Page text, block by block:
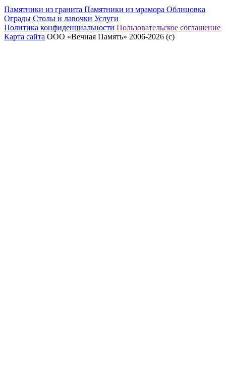
Памятники из гранита Памятники из мрамора Облицовка
Ограды Столы и лавочки Услуги
Политика конфиденциальности Пользовательское соглашение
Карта сайта ООО «Вечная Память» 2006-2026 (с)